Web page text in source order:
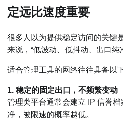
定远比速度重要
很多人以为提供稳定访问的关键
来说，“低波动、低抖动、出口纯
适合管理工具的网络往往具备以
1. 稳定的固定出口，不频繁变动
管理类平台通常会建立 IP 信誉
净，被限速的概率越低。